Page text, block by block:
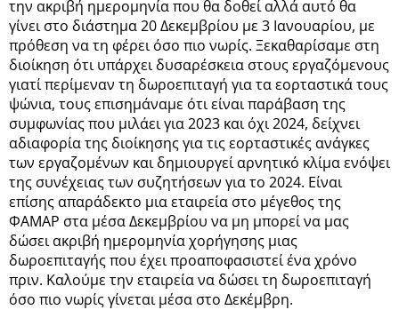
την ακριβή ημερομηνία που θα δοθεί αλλά αυτό θα
γίνει στο διάστημα 20 Δεκεμβρίου με 3 Ιανουαρίου, με
πρόθεση να τη φέρει όσο πιο νωρίς. Ξεκαθαρίσαμε στη
διοίκηση ότι υπάρχει δυσαρέσκεια στους εργαζόμενους
γιατί περίμεναν τη δωροεπιταγή για τα εορταστικά τους
ψώνια, τους επισημάναμε ότι είναι παράβαση της
συμφωνίας που μιλάει για 2023 και όχι 2024, δείχνει
αδιαφορία της διοίκησης για τις εορταστικές ανάγκες
των εργαζομένων και δημιουργεί αρνητικό κλίμα ενόψει
της συνέχειας των συζητήσεων για το 2024. Είναι
επίσης απαράδεκτο μια εταιρεία στο μέγεθος της
ΦΑΜΑΡ στα μέσα Δεκεμβρίου να μη μπορεί να μας
δώσει ακριβή ημερομηνία χορήγησης μιας
δωροεπιταγής που έχει προαποφασιστεί ένα χρόνο
πριν. Καλούμε την εταιρεία να δώσει τη δωροεπιταγή
όσο πιο νωρίς γίνεται μέσα στο Δεκέμβρη.